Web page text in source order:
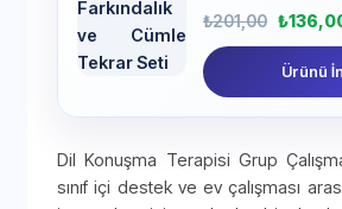
₺201,00 ₺
Ürünü
Dil Konuşma Terapisi Grup
sınıf içi destek ve ev çalışması